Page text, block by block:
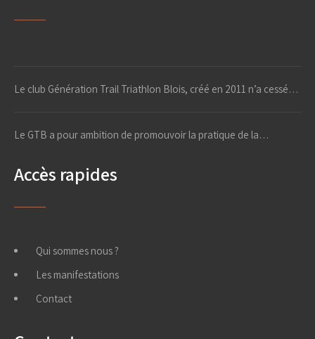
Le club Génération Trail Triathlon Blois, créé en 2011 n’a cessé…
Le GTB a pour ambition de promouvoir la pratique de la…
Accès rapides
Qui sommes nous ?
Les manifestations
Contact